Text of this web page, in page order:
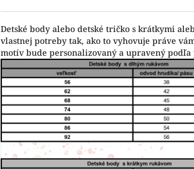
Detské body alebo detské tričko s krátkymi
vlastnej potreby tak, ako to vyhovuje práve
motív bude personalizovaný a upravený podľa